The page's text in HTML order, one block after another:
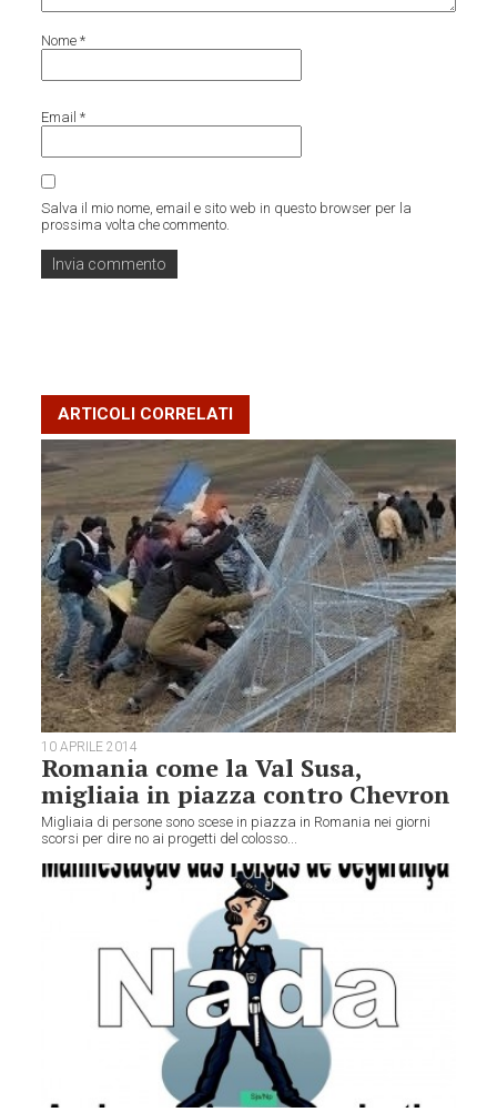
Nome*
Email*
Salva il mio nome, email e sito web in questo browser per la
prossima volta che commento.
ARTICOLI CORRELATI
10 APRILE 2014
Romania come la Val Susa,
migliaia in piazza contro Chevron
Migliaia di persone sono scese in piazza in Romania nei giorni
scorsi per dire no ai progetti del colosso...